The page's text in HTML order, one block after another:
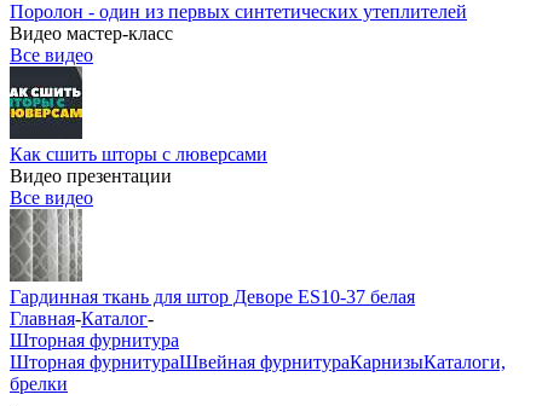
Поролон - один из первых синтетических утеплителей
Видео мастер-класс
Все видео
Как сшить шторы с люверсами
Видео презентации
Все видео
Гардинная ткань для штор Деворе ES10-37 белая
Главная-Каталог-
Шторная фурнитура
Шторная фурнитураШвейная фурнитураКарнизыКаталоги,
брелки